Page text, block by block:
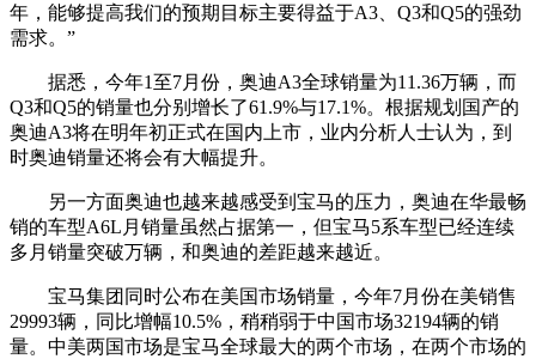
年，能够提高我们的预期目标主要得益于A3、Q3和Q5的强劲
需求。”
据悉，今年1至7月份，奥迪A3全球销量为11.36万辆，而
Q3和Q5的销量也分别增长了61.9%与17.1%。根据规划国产的
奥迪A3将在明年初正式在国内上市，业内分析人士认为，到
时奥迪销量还将会有大幅提升。
另一方面奥迪也越来越感受到宝马的压力，奥迪在华最畅
销的车型A6L月销量虽然占据第一，但宝马5系车型已经连续
多月销量突破万辆，和奥迪的差距越来越近。
宝马集团同时公布在美国市场销量，今年7月份在美销售
29993辆，同比增幅10.5%，稍稍弱于中国市场32194辆的销
量。中美两国市场是宝马全球最大的两个市场，在两个市场的